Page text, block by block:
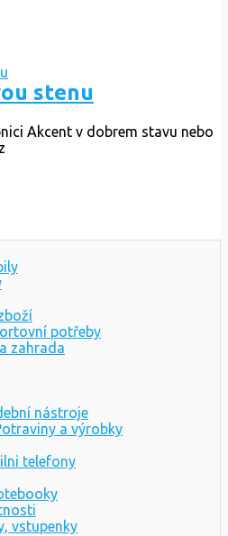
stenu
Akcent v dobrem stavu nebo
potřeby
zahrada
nástroje
a výrobky
telefony
vstupenky